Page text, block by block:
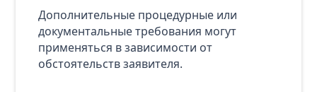
Дополнительные процедурные или
документальные требования могут
применяться в зависимости от
обстоятельств заявителя.